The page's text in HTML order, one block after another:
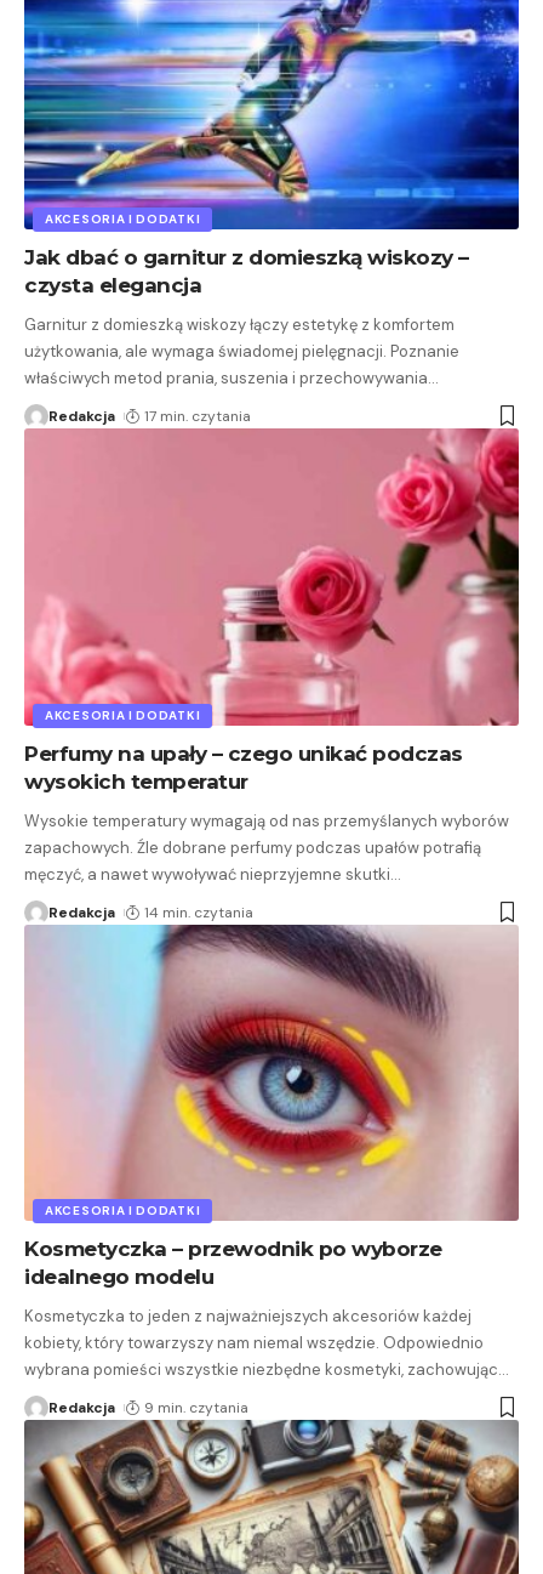
AKCESORIA I DODATKI
Jak dbać o garnitur z domieszką wiskozy –
czysta elegancja
Garnitur z domieszką wiskozy łączy estetykę z komfortem
użytkowania, ale wymaga świadomej pielęgnacji. Poznanie
właściwych metod prania, suszenia i przechowywania…
Redakcja 17 min. czytania
AKCESORIA I DODATKI
Perfumy na upały – czego unikać podczas
wysokich temperatur
Wysokie temperatury wymagają od nas przemyślanych wyborów
zapachowych. Źle dobrane perfumy podczas upałów potrafią
męczyć, a nawet wywoływać nieprzyjemne skutki…
Redakcja 14 min. czytania
AKCESORIA I DODATKI
Kosmetyczka – przewodnik po wyborze
idealnego modelu
Kosmetyczka to jeden z najważniejszych akcesoriów każdej
kobiety, który towarzyszy nam niemal wszędzie. Odpowiednio
wybrana pomieści wszystkie niezbędne kosmetyki, zachowując…
Redakcja 9 min. czytania